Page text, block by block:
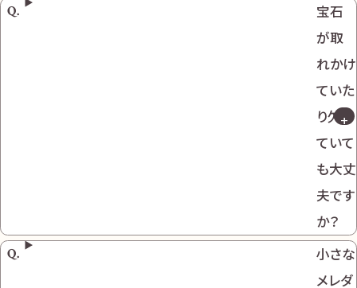
宝石
が取
れかけ
ていた
り欠け
ていて
も大丈
夫です
か？
小さな
メレダ